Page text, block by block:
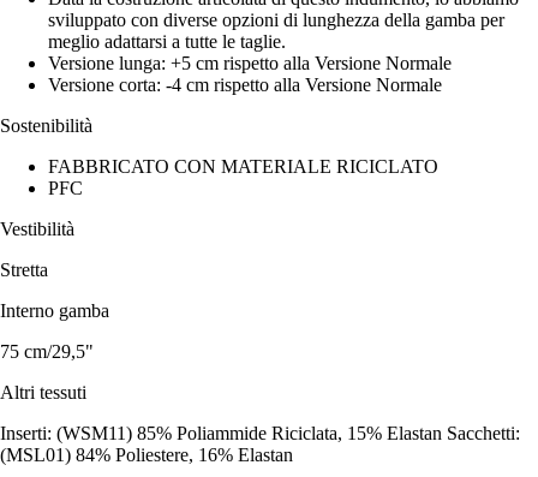
sviluppato con diverse opzioni di lunghezza della gamba per
meglio adattarsi a tutte le taglie.
Versione lunga: +5 cm rispetto alla Versione Normale
Versione corta: -4 cm rispetto alla Versione Normale
Sostenibilità
FABBRICATO CON MATERIALE RICICLATO
PFC
Vestibilità
Stretta
Interno gamba
75 cm/29,5"
Altri tessuti
Inserti: (WSM11) 85% Poliammide Riciclata, 15% Elastan Sacchetti:
(MSL01) 84% Poliestere, 16% Elastan